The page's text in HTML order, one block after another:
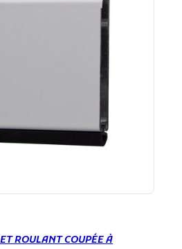
ROULANT COUPÉE À